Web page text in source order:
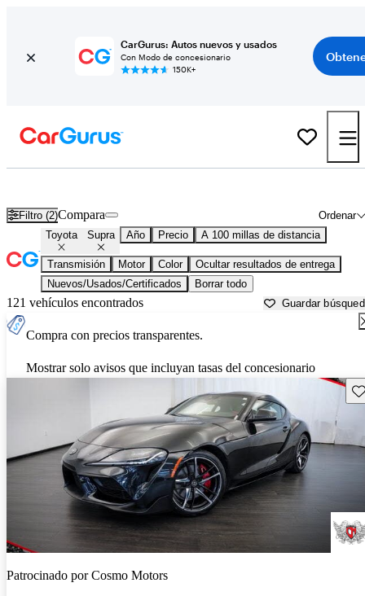
CarGurus: Autos nuevos y usados
Con Modo de concesionario
150K+
Filtro (2) Ordenar
Compara
Toyota Supra Año Precio A 100 millas de distancia
Transmisión Motor Color
Ocultar resultados de entrega
Nuevos/Usados/Certificados
Borrar todo
121 vehículos encontrados Guardar
Compra con precios transparentes.
Mostrar solo avisos que incluyan tasas del concesionario
Patrocinado porCosmo Motors